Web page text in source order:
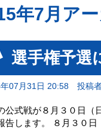
年7月ア
選手権予選
07月31日 20:58 投稿
公式戦が８月３０日（
告します。 ８月３０